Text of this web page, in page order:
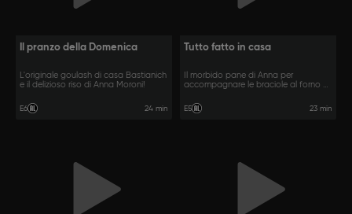
Il pranzo della Domenica
L'originale goulash di casa Bastianich
e il delizioso riso di Anna Moroni!
E6 24 min
Tutto fatto in casa
Il morbido pane di Anna per
accompagnare le braciole al forno di
E5 23 min